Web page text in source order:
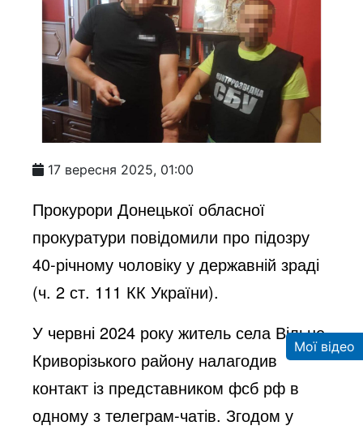
17 вересня 2025, 01:00
Прокурори Донецької обласної
прокуратури повідомили про підозру
40-річному чоловіку у державній зраді
(ч. 2 ст. 111 КК України).
У червні 2024 року житель села Вільне
Криворізького району налагодив
контакт із представником фсб рф в
одному з телеграм-чатів. Згодом у
Мої відео